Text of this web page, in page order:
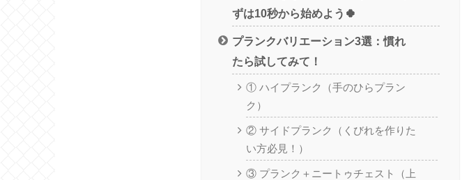
ずは10秒から始めよう🍀
プランクバリエーション3選：慣れ
たら試してみて！
① ハイプランク（手のひらプラン
ク）
② サイドプランク（くびれを作りた
い方必見！）
③ プランク＋ニートゥチェスト（上